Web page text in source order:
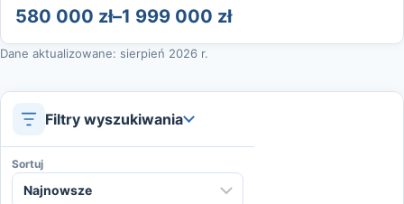
580 000 zł–1 999 000 zł
Dane aktualizowane: sierpień 2026 r.
Filtry wyszukiwania
Sortuj